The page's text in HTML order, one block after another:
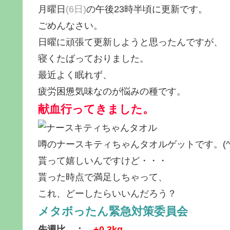
月曜日 (6日)の午後23時半頃に更新です。
ごめんなさい。
日曜に頑張て更新しようと思ったんですが、
寝くたばっておりました。
最近よく眠れず、
疲労困憊気味なのが悩みの種です。
献血行ってきました。
噂のナースキティちゃんタオルゲットです。
貰って嬉しいんですけど・・・
貰った時点で満足しちゃって、
これ、どーしたらいいんだろう？
メタボったん緊急対策委員会